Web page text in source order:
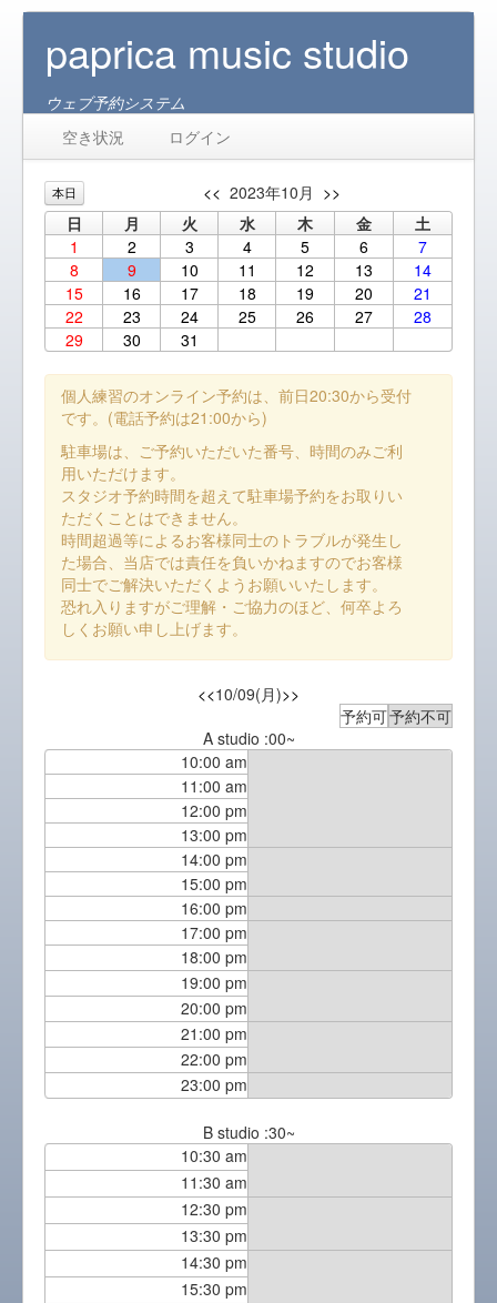
paprica music studio
ウェブ予約システム
空き状況
ログイン
本日 << 2023年10月 >>
日
月 火 水 木 金
土
1
2 3 4 5 6
7
8
9 10 11 12 13
14
15
16 17 18 19 20
21
22
23 24 25 26 27
28
29
30 31
個人練習のオンライン予約は、前日20:30から受付
です。(電話予約は21:00から)
駐車場は、ご予約いただいた番号、時間のみご利
用いただけます。
スタジオ予約時間を超えて駐車場予約をお取りい
ただくことはできません。
時間超過等によるお客様同士のトラブルが発生し
た場合、当店では責任を負いかねますのでお客様
同士でご解決いただくようお願いいたします。
恐れ入りますがご理解・ご協力のほど、何卒よろ
しくお願い申し上げます。
<<10/09(月)>>
予約可予約不可
A studio :00~
10:00 am
11:00 am
12:00 pm
13:00 pm
14:00 pm
15:00 pm
16:00 pm
17:00 pm
18:00 pm
19:00 pm
20:00 pm
21:00 pm
22:00 pm
23:00 pm
B studio :30~
10:30 am
11:30 am
12:30 pm
13:30 pm
14:30 pm
15:30 pm